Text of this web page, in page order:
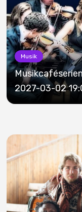
Musik
2027-03-02